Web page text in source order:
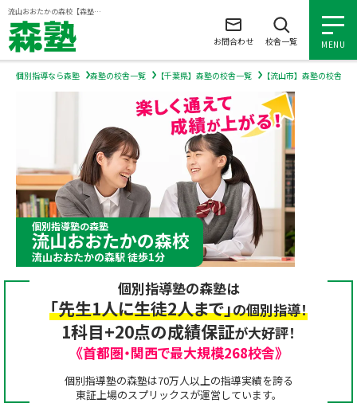
流山おおたかの森校【森塾】｜小学生・中学生・高校生の個別指導塾・学習塾
MENU
小学生の個別指導
中学生の個別指導
高校生の個別指導
森塾を知る
森塾を知る トップ
森塾の想い
成績アップをかなえる！森塾メソッド
入塾について
入塾について トップ
塾の選び方
よくあるご質問
お問合わせ 校舎一覧
個別指導なら森塾 森塾の校舎一覧 【千葉県】森塾の校舎一覧 【流山市】森塾の校舎一覧
個別指導塾の森塾
流山おおたかの森校
流山おおたかの森駅 徒歩1分
個別指導塾の森塾は
「先生1人に生徒2人まで」の個別指導！
1科目+20点の成績保証が大好評！
《首都圏・関西で最大規模268校舎》
個別指導塾の森塾は70万人以上の指導実績を誇る
東証上場のスプリックスが運営しています。